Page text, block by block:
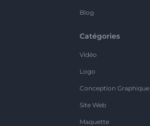
Blog
Catégories
Vidéo
Logo
Conception Graphique
Site Web
Maquette